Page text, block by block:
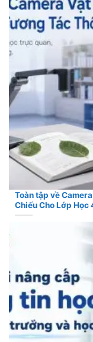
Toàn tập về
Chiếu Cho Lớp Học